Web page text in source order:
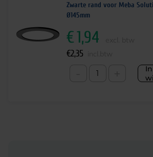
Zwarte rand voor Meba
Ø145mm
In
€1,94
€2,35